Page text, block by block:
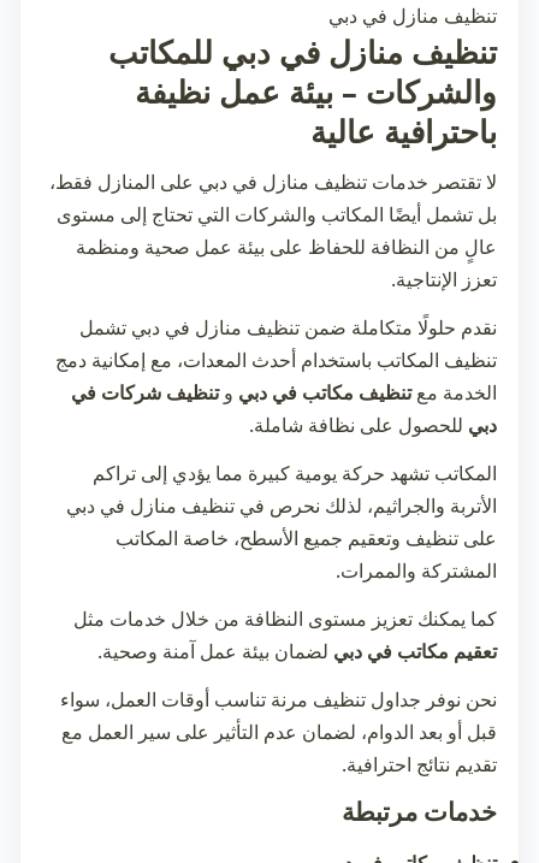
تنظيف منازل في دبي
تنظيف منازل في دبي للمكاتب
والشركات – بيئة عمل نظيفة
باحترافية عالية
لا تقتصر خدمات تنظيف منازل في دبي على المنازل فقط،
بل تشمل أيضًا المكاتب والشركات التي تحتاج إلى مستوى
عالٍ من النظافة للحفاظ على بيئة عمل صحية ومنظمة
تعزز الإنتاجية.
نقدم حلولًا متكاملة ضمن تنظيف منازل في دبي تشمل
تنظيف المكاتب باستخدام أحدث المعدات، مع إمكانية دمج
الخدمة معتنظيف مكاتب في دبي وتنظيف شركات في
دبي للحصول على نظافة شاملة.
المكاتب تشهد حركة يومية كبيرة مما يؤدي إلى تراكم
الأتربة والجراثيم، لذلك نحرص في تنظيف منازل في دبي
على تنظيف وتعقيم جميع الأسطح، خاصة المكاتب
المشتركة والممرات.
كما يمكنك تعزيز مستوى النظافة من خلال خدمات مثل
تعقيم مكاتب في دبي لضمان بيئة عمل آمنة وصحية.
نحن نوفر جداول تنظيف مرنة تناسب أوقات العمل، سواء
قبل أو بعد الدوام، لضمان عدم التأثير على سير العمل مع
تقديم نتائج احترافية.
خدمات مرتبطة